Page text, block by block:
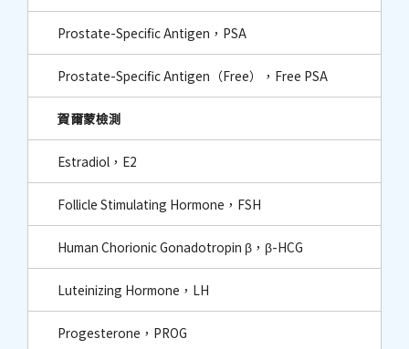
Prostate-Specific Antigen，PSA
Prostate-Specific Antigen（Free），Free PSA
賀爾蒙檢測
Estradiol，E2
Follicle Stimulating Hormone，FSH
Human Chorionic Gonadotropin β，β-HCG
Luteinizing Hormone，LH
Progesterone，PROG